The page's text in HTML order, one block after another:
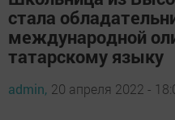
стала
международной
татарскому языку
admin, 20 апреля 2022 -